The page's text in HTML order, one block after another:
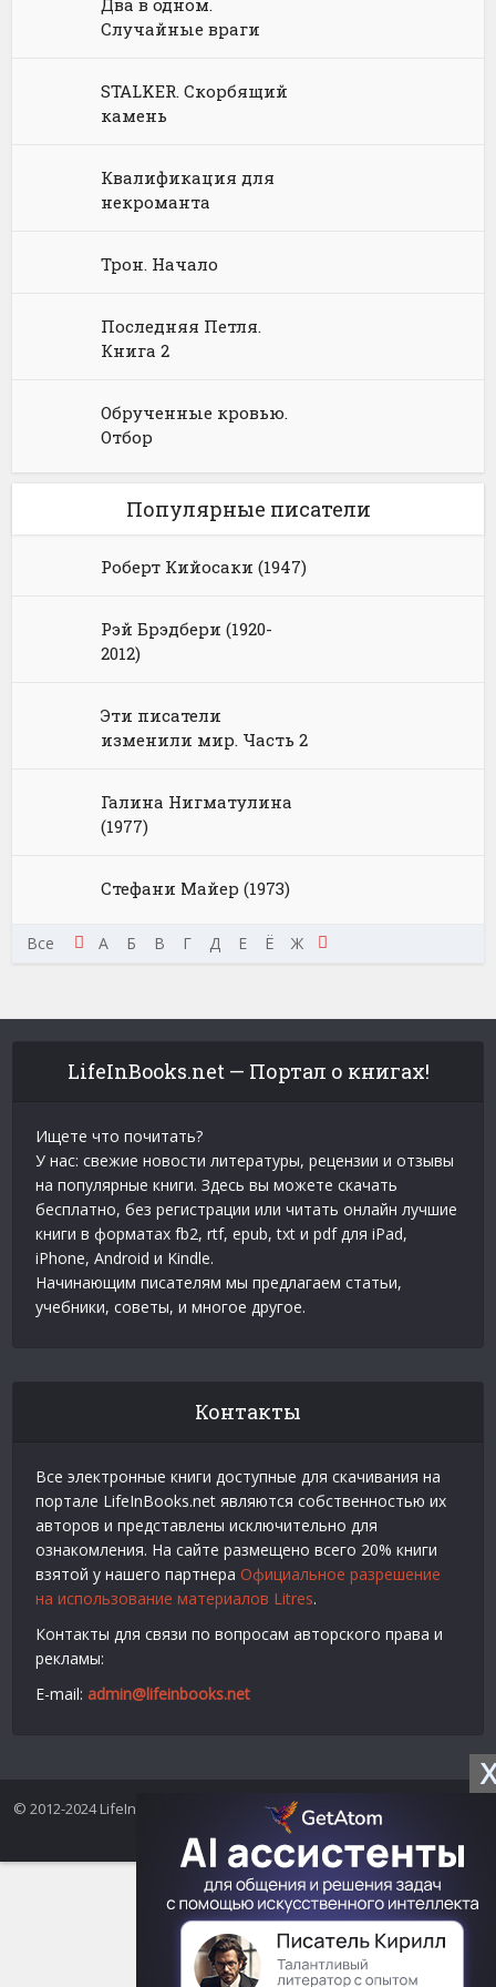
Юмористическая фантастика
Фэнтези про драконов
Юмористическое фэнтези
Случайные враги
STALKER. Скорбящий
камень
Квалификация для
некроманта
Трон. Начало
Последняя Петля.
Книга 2
Обрученные кровью.
Отбор
Популярные писатели
Роберт Кийосаки (1947)
Рэй Брэдбери (1920-
2012)
Эти писатели
изменили мир. Часть 2
Галина Нигматулина
(1977)
Стефани Майер (1973)
Все
Ю Я А Б В Г Д Е Ё Ж З
LifeInBooks.net — Портал о книгах!
Ищете что почитать?
У нас: свежие новости литературы, рецензии и отзывы
на популярные книги. Здесь вы можете скачать
бесплатно, без регистрации или читать онлайн лучшие
книги в форматах fb2, rtf, epub, txt и pdf для iPad,
iPhone, Android и Kindle.
Начинающим писателям мы предлагаем статьи,
учебники, советы, и многое другое.
Контакты
Все электронные книги доступные для скачивания на
портале LifeInBooks.net являются собственностью их
авторов и представлены исключительно для
ознакомления. На сайте размещено всего 20% книги
взятой у нашего партнера Официальное разрешение
на использование материалов Litres.
Контакты для связи по вопросам авторского права и
рекламы:
E-mail: admin@lifeinbooks.net
© 2012-2024 LifeInBooks.net - Скачать бесплатно книги в форматах
fb2, epub, pdf, txt, rtf.
X